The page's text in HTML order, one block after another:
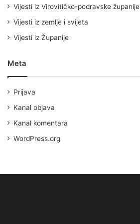
Vijesti iz Virovitičko-podravske županije
Vijesti iz zemlje i svijeta
Vijesti iz Županije
Meta
Prijava
Kanal objava
Kanal komentara
WordPress.org